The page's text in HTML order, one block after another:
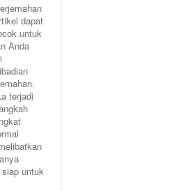
dapat
untuk
Anda
terjadi
untuk